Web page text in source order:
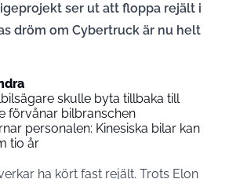
ser ut att floppa rejält i
dröm om Cybertruck är nu helt
skulle byta tillbaka till
förvånar bilbranschen
personalen: Kinesiska bilar kan
tio år
ha kört fast rejält. Trots Elon